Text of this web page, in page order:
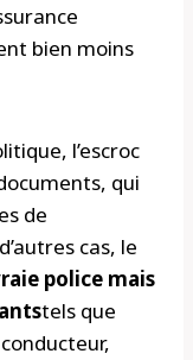
bien moins
l’escroc
qui
de
cas, le
police mais
tels que